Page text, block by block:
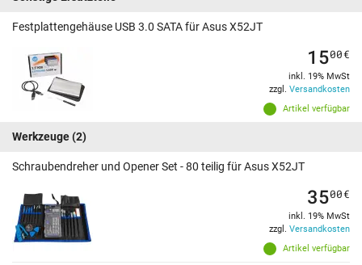
Festplattengehäuse USB 3.0 SATA für Asus X52JT
Artikel verfügbar
1500€
inkl. 19% MwSt
zzgl. Versandkosten
Werkzeuge(2)
Schraubendreher und Opener Set - 80 teilig für Asus X52JT
Artikel verfügbar
3500€
inkl. 19% MwSt
zzgl. Versandkosten